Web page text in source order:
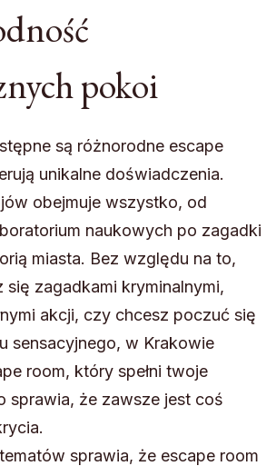
pokoi
są różnorodne escape
unikalne doświadczenia.
obejmuje wszystko, od
naukowych po zagadki
miasta. Bez względu na to,
się zagadkami kryminalnymi,
akcji, czy chcesz poczuć się
sensacyjnego, w Krakowie
room, który spełni twoje
sprawia, że zawsze jest coś
sprawia, że escape room